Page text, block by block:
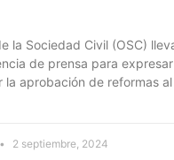
la Sociedad Civil (OSC)
de prensa para
la aprobación de reformas
2 septiembre, 2024